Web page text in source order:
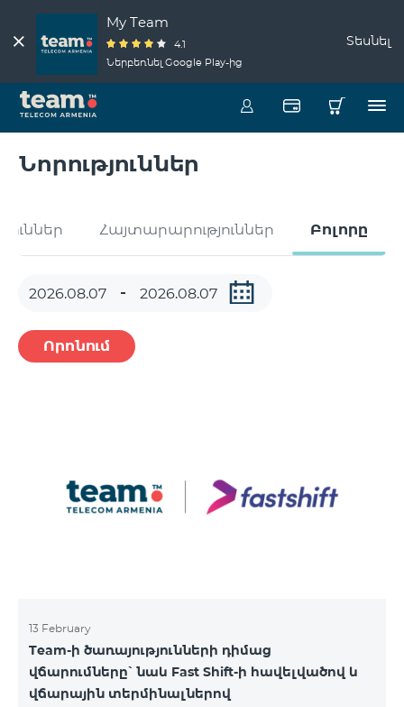
My Team
4.1
Ներբեռնել Google Play-ից
Տեսնել
Նորություններ
Հայտարարություններ Բոլորը
Որոնում
13 February
Team-ի ծառայությունների դիմաց
վճարումները՝ նաև Fast Shift-ի հավելվածով և
վճարային տերմինալներով